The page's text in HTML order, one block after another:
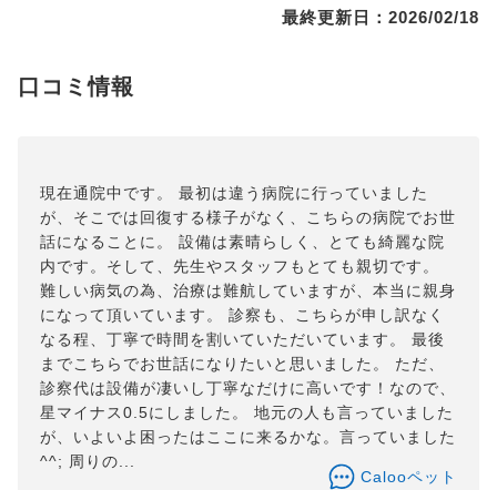
最終更新日：2026/02/18
口コミ情報
現在通院中です。 最初は違う病院に行っていました
が、そこでは回復する様子がなく、こちらの病院でお世
話になることに。 設備は素晴らしく、とても綺麗な院
内です。そして、先生やスタッフもとても親切です。
難しい病気の為、治療は難航していますが、本当に親身
になって頂いています。 診察も、こちらが申し訳なく
なる程、丁寧で時間を割いていただいています。 最後
までこちらでお世話になりたいと思いました。 ただ、
診察代は設備が凄いし丁寧なだけに高いです！なので、
星マイナス0.5にしました。 地元の人も言っていました
が、いよいよ困ったはここに来るかな。言っていました
^^; 周りの...
Calooペット